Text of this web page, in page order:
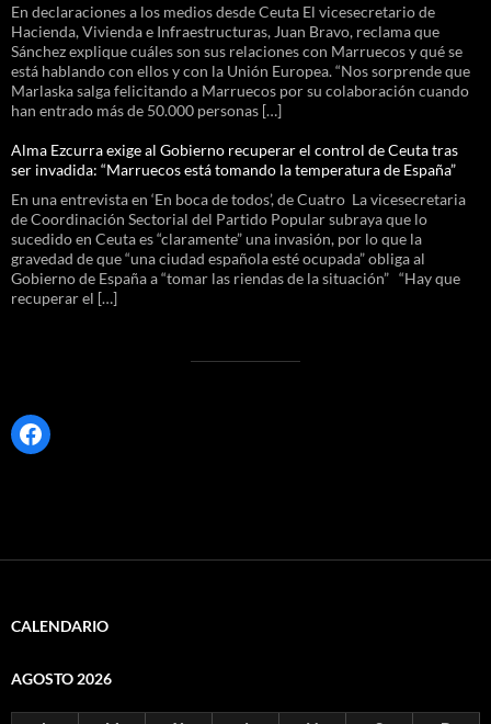
En declaraciones a los medios desde Ceuta El vicesecretario de
Hacienda, Vivienda e Infraestructuras, Juan Bravo, reclama que
Sánchez explique cuáles son sus relaciones con Marruecos y qué se
está hablando con ellos y con la Unión Europea. “Nos sorprende que
Marlaska salga felicitando a Marruecos por su colaboración cuando
han entrado más de 50.000 personas […]
Alma Ezcurra exige al Gobierno recuperar el control de Ceuta tras
ser invadida: “Marruecos está tomando la temperatura de España”
En una entrevista en ‘En boca de todos’, de Cuatro La vicesecretaria
de Coordinación Sectorial del Partido Popular subraya que lo
sucedido en Ceuta es “claramente” una invasión, por lo que la
gravedad de que “una ciudad española esté ocupada” obliga al
Gobierno de España a “tomar las riendas de la situación” “Hay que
recuperar el […]
Facebook
CALENDARIO
AGOSTO 2026